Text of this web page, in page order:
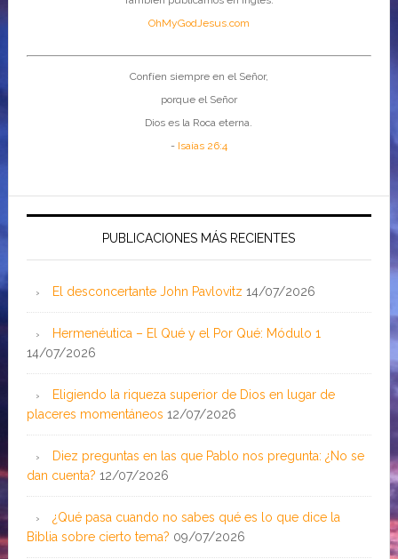
OhMyGodJesus.com
Confíen siempre en el Señor,
porque el Señor
Dios es la Roca eterna.
- Isaías 26:4
PUBLICACIONES MÁS RECIENTES
El desconcertante John Pavlovitz 14/07/2026
Hermenéutica – El Qué y el Por Qué: Módulo 1
14/07/2026
Eligiendo la riqueza superior de Dios en lugar de
placeres momentáneos 12/07/2026
Diez preguntas en las que Pablo nos pregunta: ¿No se
dan cuenta? 12/07/2026
¿Qué pasa cuando no sabes qué es lo que dice la
Biblia sobre cierto tema? 09/07/2026